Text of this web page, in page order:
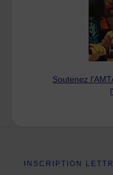
Soutenez
INSCRIPTION